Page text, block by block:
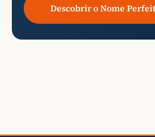
Descobrir o Nome